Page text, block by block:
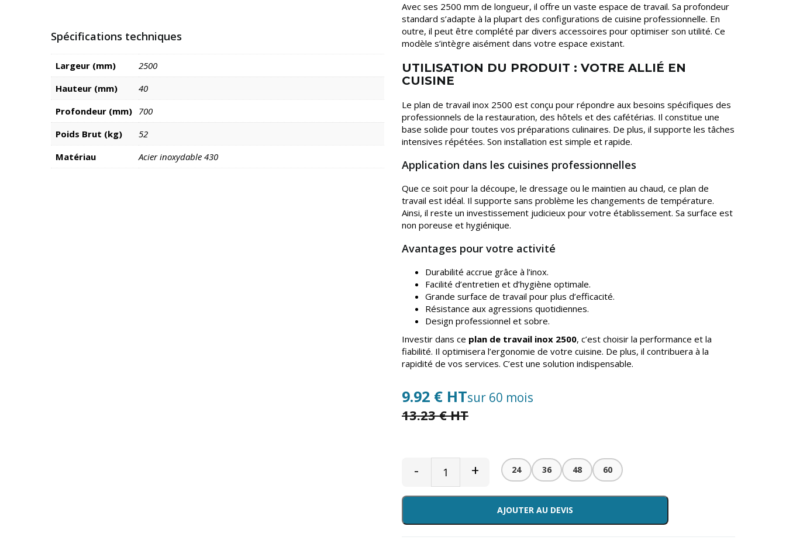
Spécifications techniques
Largeur (mm)
2500
Hauteur (mm)
40
Profondeur (mm) 700
Poids Brut (kg)
52
Matériau
Acier inoxydable 430
Avec ses 2500 mm de longueur, il offre un vaste espace de travail. Sa profondeur
standard s’adapte à la plupart des configurations de cuisine professionnelle. En
outre, il peut être complété par divers accessoires pour optimiser son utilité. Ce
modèle s’intègre aisément dans votre espace existant.
UTILISATION DU PRODUIT : VOTRE ALLIÉ EN
CUISINE
Le plan de travail inox 2500 est conçu pour répondre aux besoins spécifiques des
professionnels de la restauration, des hôtels et des cafétérias. Il constitue une
base solide pour toutes vos préparations culinaires. De plus, il supporte les tâches
intensives répétées. Son installation est simple et rapide.
Application dans les cuisines professionnelles
Que ce soit pour la découpe, le dressage ou le maintien au chaud, ce plan de
travail est idéal. Il supporte sans problème les changements de température.
Ainsi, il reste un investissement judicieux pour votre établissement. Sa surface est
non poreuse et hygiénique.
Avantages pour votre activité
Durabilité accrue grâce à l’inox.
Facilité d’entretien et d’hygiène optimale.
Grande surface de travail pour plus d’efficacité.
Résistance aux agressions quotidiennes.
Design professionnel et sobre.
Investir dans ce plan de travail inox 2500, c’est choisir la performance et la
fiabilité. Il optimisera l’ergonomie de votre cuisine. De plus, il contribuera à la
rapidité de vos services. C’est une solution indispensable.
9.92 € HTsur 60 mois
13.23 € HT
- + 24 36 48 60
AJOUTER AU DEVIS